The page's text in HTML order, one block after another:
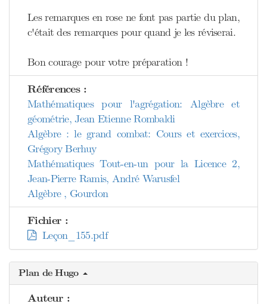
Les remarques en rose ne font pas partie du plan,
c'était des remarques pour quand je les réviserai.
Bon courage pour votre préparation !
Références :
Mathématiques pour l'agrégation: Algèbre et
géométrie, Jean Etienne Rombaldi
Algèbre : le grand combat: Cours et exercices,
Grégory Berhuy
Mathématiques Tout-en-un pour la Licence 2,
Jean-Pierre Ramis, André Warusfel
Algèbre , Gourdon
Fichier :
Leçon_155.pdf
Plan de Hugo
Auteur :